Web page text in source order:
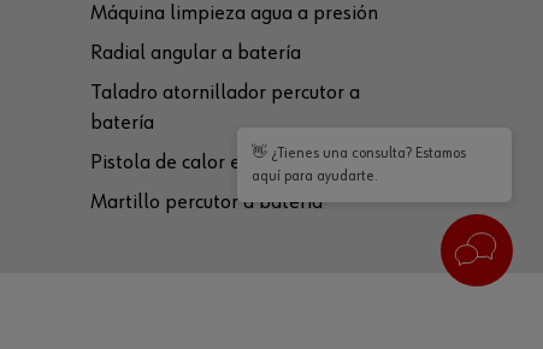
Máquina limpieza agua a presión
Radial angular a batería
Taladro atornillador percutor a
batería
Pistola de calor eléctrica
Martillo percutor a batería
👋 ¿Tienes una consulta? Estamos
aquí para ayudarte.